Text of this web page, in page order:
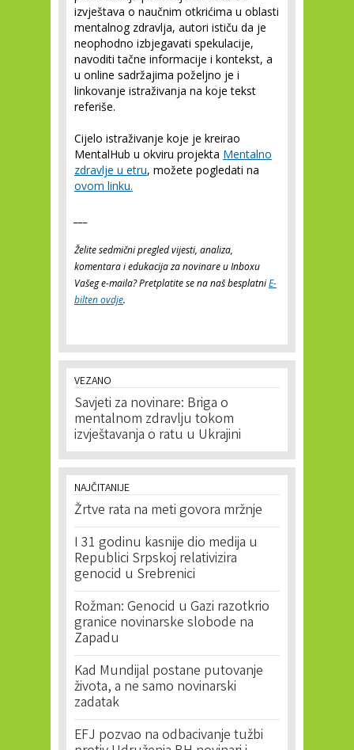
izvještava o naučnim otkrićima u oblasti
mentalnog zdravlja, autori ističu da je
neophodno izbjegavati spekulacije,
navoditi tačne informacije i kontekst, a
u online sadržajima poželjno je i
linkovanje istraživanja na koje tekst
referiše.
Cijelo istraživanje koje je kreirao
MentalHub u okviru projekta Mentalno
zdravlje u etru, možete pogledati na
ovom linku.
Želite sedmični pregled vijesti, analiza,
komentara i edukacija za novinare u Inboxu
Vašeg e-maila? Pretplatite se na naš besplatniE-
bilten ovdje.
VEZANO
Savjeti za novinare: Briga o
mentalnom zdravlju tokom
izvještavanja o ratu u Ukrajini
NAJČITANIJE
Žrtve rata na meti govora mržnje
I 31 godinu kasnije dio medija u
Republici Srpskoj relativizira
genocid u Srebrenici
Rožman: Genocid u Gazi razotkrio
granice novinarske slobode na
Zapadu
Kad Mundijal postane putovanje
života, a ne samo novinarski
zadatak
EFJ pozvao na odbacivanje tužbi